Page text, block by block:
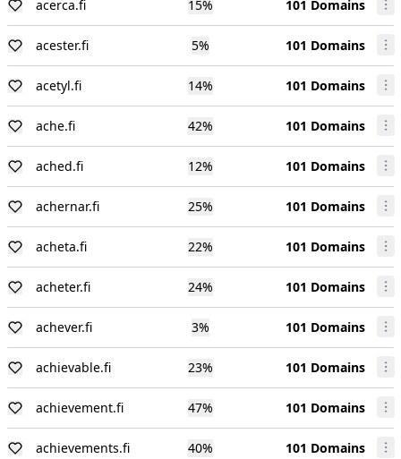
acerca.fi 15% 101 Domains
acester.fi 5% 101 Domains
acetyl.fi 14% 101 Domains
ache.fi 42% 101 Domains
ached.fi 12% 101 Domains
achernar.fi 25% 101 Domains
acheta.fi 22% 101 Domains
acheter.fi 24% 101 Domains
achever.fi 3% 101 Domains
achievable.fi 23% 101 Domains
achievement.fi 47% 101 Domains
achievements.fi 40% 101 Domains